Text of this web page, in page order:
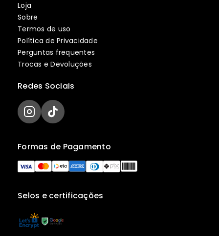
Loja
Sobre
Termos de uso
Política de Privacidade
Perguntas frequentes
Trocas e Devoluções
Selos e certificações
Formas de Pagamento
Redes Sociais